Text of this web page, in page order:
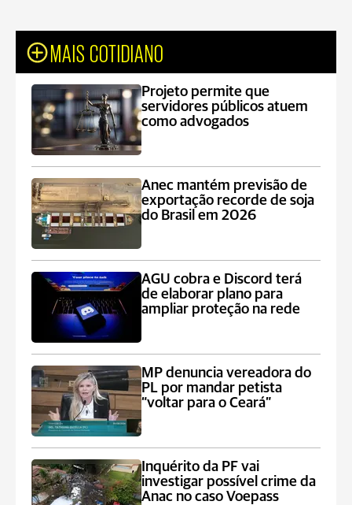
MAIS COTIDIANO
Projeto permite que
servidores públicos atuem
como advogados
Anec mantém previsão de
exportação recorde de soja
do Brasil em 2026
AGU cobra e Discord terá
de elaborar plano para
ampliar proteção na rede
MP denuncia vereadora do
PL por mandar petista
“voltar para o Ceará”
Inquérito da PF vai
investigar possível crime da
Anac no caso Voepass